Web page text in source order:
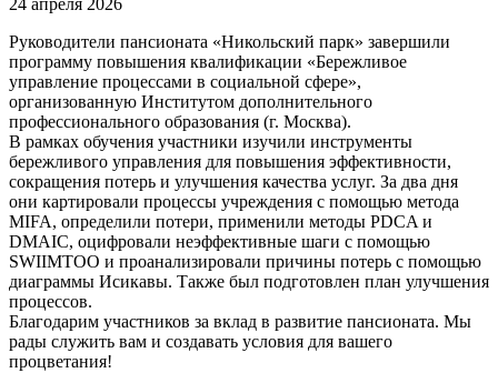
24 апреля 2026
Руководители пансионата «Никольский парк» завершили
программу повышения квалификации «Бережливое
управление процессами в социальной сфере»,
организованную Институтом дополнительного
профессионального образования (г. Москва).
В рамках обучения участники изучили инструменты
бережливого управления для повышения эффективности,
сокращения потерь и улучшения качества услуг. За два дня
они картировали процессы учреждения с помощью метода
MIFA, определили потери, применили методы PDCA и
DMAIC, оцифровали неэффективные шаги с помощью
SWIIMTOO и проанализировали причины потерь с помощью
диаграммы Исикавы. Также был подготовлен план улучшения
процессов.
Благодарим участников за вклад в развитие пансионата. Мы
рады служить вам и создавать условия для вашего
процветания!